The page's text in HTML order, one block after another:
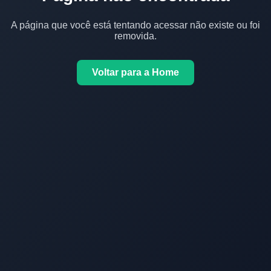
A página que você está tentando acessar não existe ou foi
removida.
Voltar para a Home